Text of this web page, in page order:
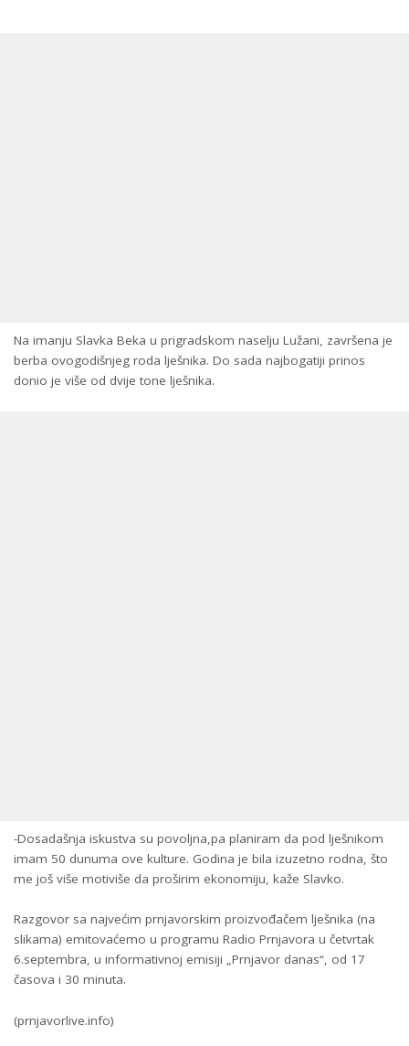
Na imanju Slavka Beka u prigradskom naselju Lužani, završena je
berba ovogodišnjeg roda lješnika. Do sada najbogatiji prinos
donio je više od dvije tone lješnika.
-Dosadašnja iskustva su povoljna,pa planiram da pod lješnikom
imam 50 dunuma ove kulture. Godina je bila izuzetno rodna, što
me još više motiviše da proširim ekonomiju, kaže Slavko.
Razgovor sa najvećim prnjavorskim proizvođačem lješnika (na
slikama) emitovaćemo u programu Radio Prnjavora u četvrtak
6.septembra, u informativnoj emisiji „Prnjavor danas“, od 17
časova i 30 minuta.
(prnjavorlive.info)